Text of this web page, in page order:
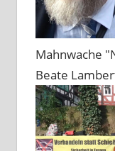
Mahnwache
Beate